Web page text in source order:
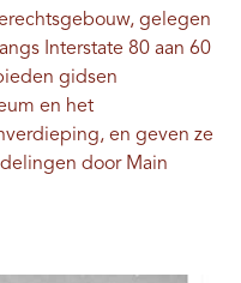
gelegen
Interstate 80 aan 60
gidsen
en het
en geven ze
door Main